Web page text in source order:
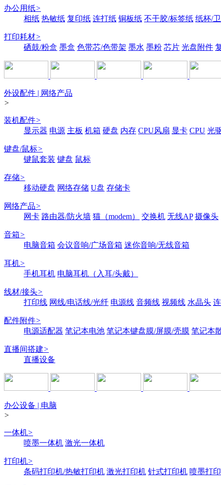
办公用纸>
相纸 热敏纸 复印纸 连打纸 铜板纸 不干胶/标签纸 纸杯/
打印耗材>
硒鼓/粉盒 墨盒 色带芯/色带架 墨水 墨粉 芯片 光盘附件
外设配件 | 网络产品
>
装机配件>
显示器 电源 主板 机箱 硬盘 内存 CPU风扇 显卡 CPU 光
键盘/鼠标>
键鼠套装 键盘 鼠标
存储>
移动硬盘 网络存储 U盘 存储卡
网络产品>
网卡 路由器/防火墙 猫（modem） 交换机 无线AP 摄像头
音箱>
电脑音箱 会议音响/广场音箱 迷你音响/无线音箱
耳机>
手机耳机 电脑耳机（入耳/头戴）
线材/接头>
打印线 网线/电话线/光纤 电源线 音频线 视频线 水晶头
配件附件>
电源适配器 笔记本电池 笔记本键盘膜/屏膜/壳膜 笔记本
直播间搭建>
直播设备
办公设备 | 电脑
>
一体机>
喷墨一体机 激光一体机
打印机>
条码打印机/热敏打印机 激光打印机 针式打印机 喷墨打